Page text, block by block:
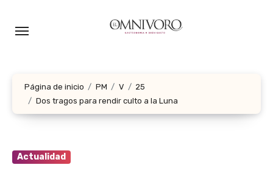
Página de inicio PM V
25
Dos tragos para rendir culto a la Luna
Actualidad